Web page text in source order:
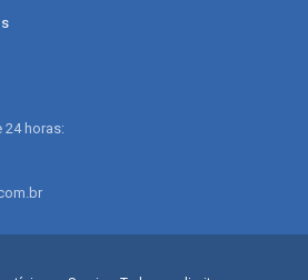
24 horas: